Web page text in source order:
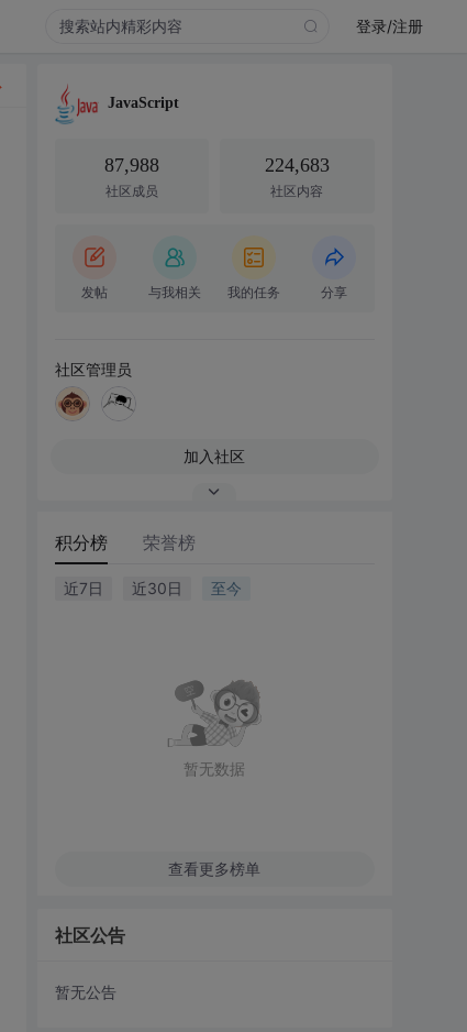
登录/注册
JavaScript
87,988
社区成员
224,683
社区内容
发帖 与我相关 我的任务 分享
社区管理员
加入社区
积分榜 荣誉榜
近7日 近30日 至今
暂无数据
查看更多榜单
社区公告
暂无公告